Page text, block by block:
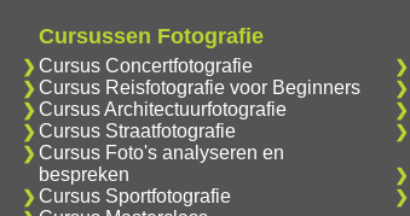
Cursussen Fotografie
Cursus Concertfotografie
Cursus Reisfotografie voor Beginners
Cursus Architectuurfotografie
Cursus Straatfotografie
Cursus Foto's analyseren en
bespreken
Cursus Sportfotografie